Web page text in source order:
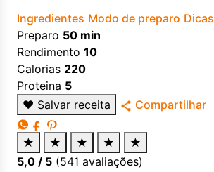
Ingredientes Modo de preparo Dicas
Preparo 50 min
Rendimento 10
Calorias 220
Proteina 5
♥ Salvar receita Compartilhar
★ ★ ★ ★
★
5,0 / 5 (541 avaliações)